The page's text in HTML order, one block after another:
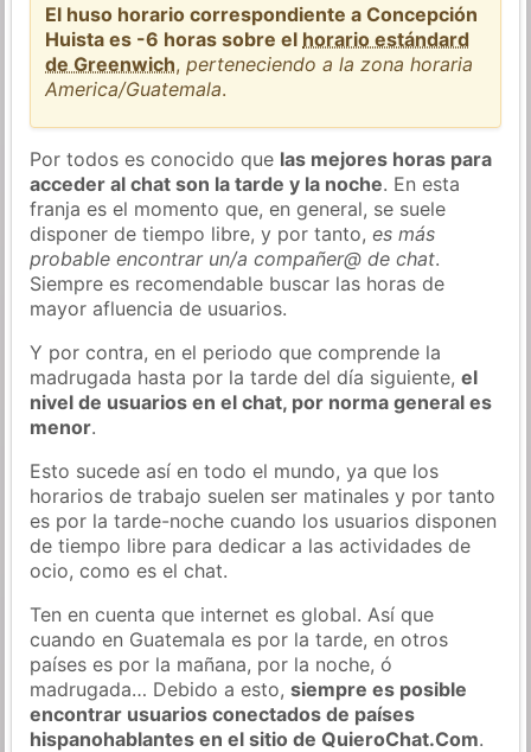
El huso horario correspondiente a Concepción
Huista es -6 horas sobre el horario estándard
de Greenwich,perteneciendo a la zona horaria
America/Guatemala.
Por todos es conocido que las mejores horas para
acceder al chat son la tarde y la noche. En esta
franja es el momento que, en general, se suele
disponer de tiempo libre, y por tanto,es más
probable encontrar un/a compañer@ de chat.
Siempre es recomendable buscar las horas de
mayor afluencia de usuarios.
Y por contra, en el periodo que comprende la
madrugada hasta por la tarde del día siguiente,el
nivel de usuarios en el chat, por norma general es
menor.
Esto sucede así en todo el mundo, ya que los
horarios de trabajo suelen ser matinales y por tanto
es por la tarde-noche cuando los usuarios disponen
de tiempo libre para dedicar a las actividades de
ocio, como es el chat.
Ten en cuenta que internet es global. Así que
cuando en Guatemala es por la tarde, en otros
países es por la mañana, por la noche, ó
madrugada… Debido a esto,siempre es posible
encontrar usuarios conectados de países
hispanohablantes en el sitio de QuieroChat.Com.